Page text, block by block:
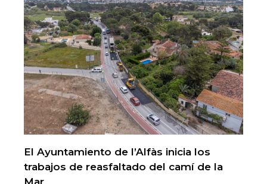
El Ayuntamiento de l’Alfàs inicia los
trabajos de reasfaltado del camí de la